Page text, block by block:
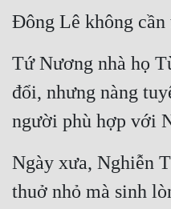
Đông Lê không
Tứ Nương nhà họ
đổi, nhưng nàng
người phù hợp với
Ngày xưa, Nghiễn
thuở nhỏ mà sinh